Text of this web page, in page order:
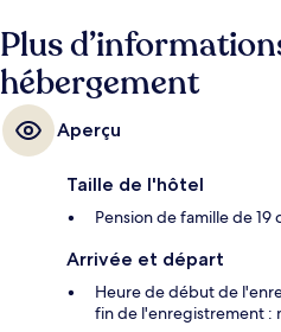
Plus
hébergement
Aperçu
Taille de l'hôtel
Pension de famille de 19
Arrivée et départ
Heure de début de
fin de l'enregistrement :